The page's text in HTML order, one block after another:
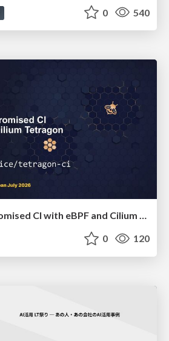
0 540
Detecting Compromised CI with eBPF and Cilium Tetragon
0 120